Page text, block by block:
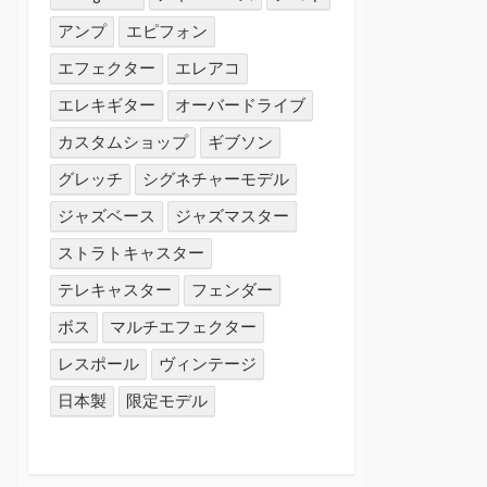
アンプ
エピフォン
エフェクター
エレアコ
エレキギター
オーバードライブ
カスタムショップ
ギブソン
グレッチ
シグネチャーモデル
ジャズベース
ジャズマスター
ストラトキャスター
テレキャスター
フェンダー
ボス
マルチエフェクター
レスポール
ヴィンテージ
日本製
限定モデル